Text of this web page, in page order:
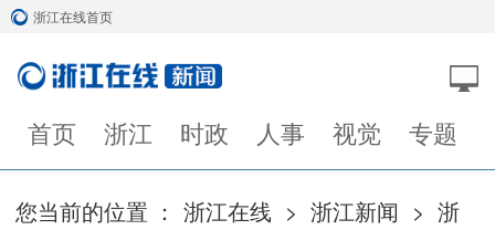
浙江在线首页
首页 浙江 时政 人事 视觉 专题
您当前的位置 ： 浙江在线 > 浙江新闻 > 浙